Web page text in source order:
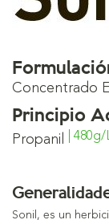
Concentrado
Principio
Propanil | 480g/
Sonil, es un